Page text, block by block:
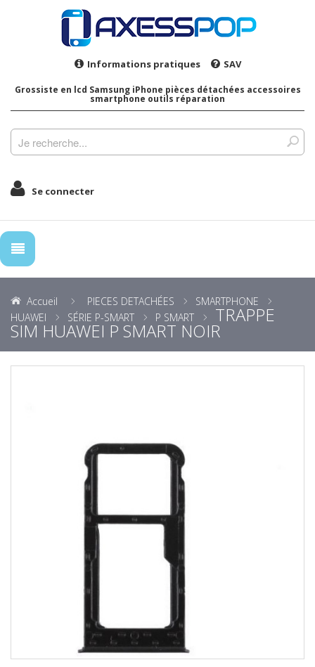
Informations pratiques SAV
Grossiste en lcd Samsung iPhone pièces détachées accessoires
smartphone outils réparation
Se connecter
Accueil PIECES DETACHÉES
SMARTPHONE
HUAWEI
SÉRIE P-SMART P SMART TRAPPE
SIM HUAWEI P SMART NOIR